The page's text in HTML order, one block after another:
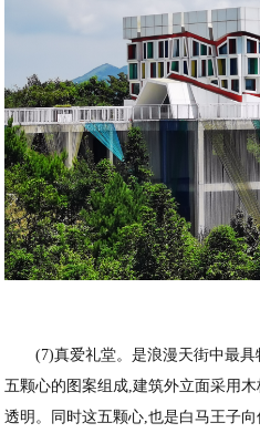
(7)真爱礼堂。是浪漫天街中最
五颗心的图案组成,建筑外立面采用
透明。同时这五颗心,也是白马王子